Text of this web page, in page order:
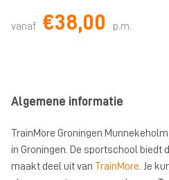
vanaf €38,00 p.m.
Algemene informatie
TrainMore Groningen
in Groningen. De sportschool biedt
maakt deel uit van TrainMore. Je